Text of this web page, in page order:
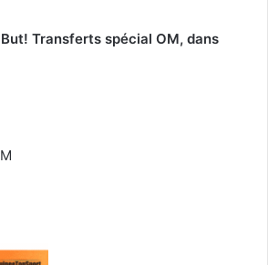
Transferts spécial OM, dans